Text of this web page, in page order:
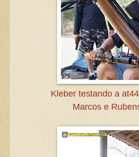
Kleber testando a
Marcos e